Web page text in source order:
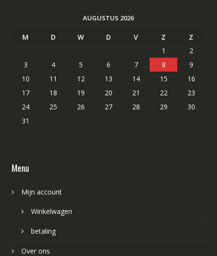
AUGUSTUS 2026
M D W D V Z
Z
1
2
3
4 5 6 7 8
9
10
11 12 13 14 15
16
17
18 19 20 21 22
23
24
25 26 27 28 29
30
31
Menu
Mijn account
Winkelwagen
betaling
Over ons